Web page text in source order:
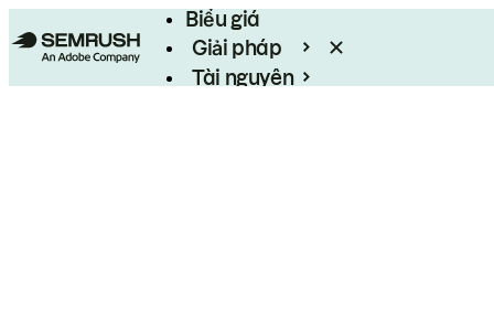
Biểu giá
Giải pháp
Tài nguyên